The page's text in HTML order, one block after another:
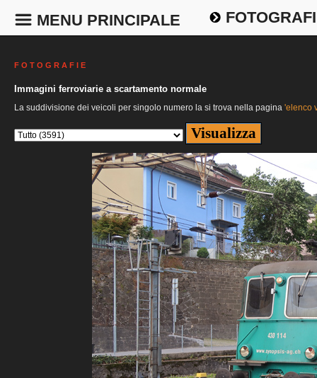
MENU PRINCIPALE
F O T O G R A F I E
Immagini ferroviarie a scartamento normale
La suddivisione dei veicoli per singolo numero la si trova nella pagina 'elenco